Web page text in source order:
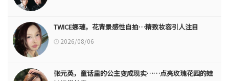
TWICE娜璉，花背景感性自拍…精致妆容引人注目
2026/08/06
张元英，童话里的公主变成现实……点亮玫瑰花园的娃